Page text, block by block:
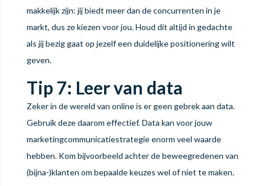
makkelijk zijn: jij biedt meer dan de concurrenten in je
markt, dus ze kiezen voor jou. Houd dit altijd in gedachte
als jij bezig gaat op jezelf een duidelijke positionering wilt
geven.
Tip 7: Leer van data
Zeker in de wereld van online is er geen gebrek aan data.
Gebruik deze daarom effectief. Data kan voor jouw
marketingcommunicatiestrategie enorm veel waarde
hebben. Kom bijvoorbeeld achter de beweegredenen van
(bijna-)klanten om bepaalde keuzes wel of niet te maken.